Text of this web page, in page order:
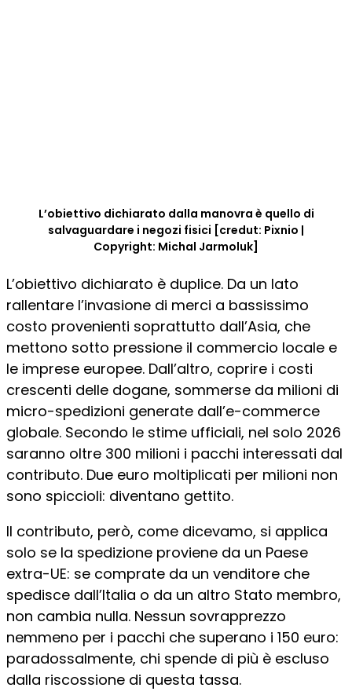
L’obiettivo dichiarato dalla manovra è quello di
salvaguardare i negozi fisici [credut: Pixnio |
Copyright: Michal Jarmoluk]
L’obiettivo dichiarato è duplice. Da un lato
rallentare l’invasione di merci a bassissimo
costo provenienti soprattutto dall’Asia, che
mettono sotto pressione il commercio locale e
le imprese europee. Dall’altro, coprire i costi
crescenti delle dogane, sommerse da milioni di
micro-spedizioni generate dall’e-commerce
globale. Secondo le stime ufficiali, nel solo 2026
saranno oltre 300 milioni i pacchi interessati dal
contributo. Due euro moltiplicati per milioni non
sono spiccioli: diventano gettito.
Il contributo, però, come dicevamo, si applica
solo se la spedizione proviene da un Paese
extra-UE: se comprate da un venditore che
spedisce dall’Italia o da un altro Stato membro,
non cambia nulla. Nessun sovrapprezzo
nemmeno per i pacchi che superano i 150 euro:
paradossalmente, chi spende di più è escluso
dalla riscossione di questa tassa.